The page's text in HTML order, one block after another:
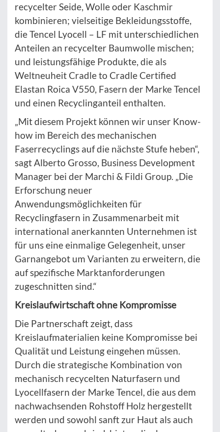
recycelter Seide, Wolle oder Kaschmir
kombinieren; vielseitige Bekleidungsstoffe,
die Tencel Lyocell – LF mit unterschiedlichen
Anteilen an recycelter Baumwolle mischen;
und leistungsfähige Produkte, die als
Weltneuheit Cradle to Cradle Certified
Elastan Roica V550, Fasern der Marke Tencel
und einen Recyclinganteil enthalten.
„Mit diesem Projekt können wir unser Know-
how im Bereich des mechanischen
Faserrecyclings auf die nächste Stufe heben“,
sagt Alberto Grosso, Business Development
Manager bei der Marchi & Fildi Group. „Die
Erforschung neuer
Anwendungsmöglichkeiten für
Recyclingfasern in Zusammenarbeit mit
international anerkannten Unternehmen ist
für uns eine einmalige Gelegenheit, unser
Garnangebot um Varianten zu erweitern, die
auf spezifische Marktanforderungen
zugeschnitten sind.“
Kreislaufwirtschaft ohne Kompromisse
Die Partnerschaft zeigt, dass
Kreislaufmaterialien keine Kompromisse bei
Qualität und Leistung eingehen müssen.
Durch die strategische Kombination von
mechanisch recycelten Naturfasern und
Lyocellfasern der Marke Tencel, die aus dem
nachwachsenden Rohstoff Holz hergestellt
werden und sowohl sanft zur Haut als auch